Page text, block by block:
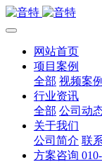
网站首页
项目案例
全部 视频案例
行业资讯
全部 公司动
关于我们
公司简介 联
方案咨询